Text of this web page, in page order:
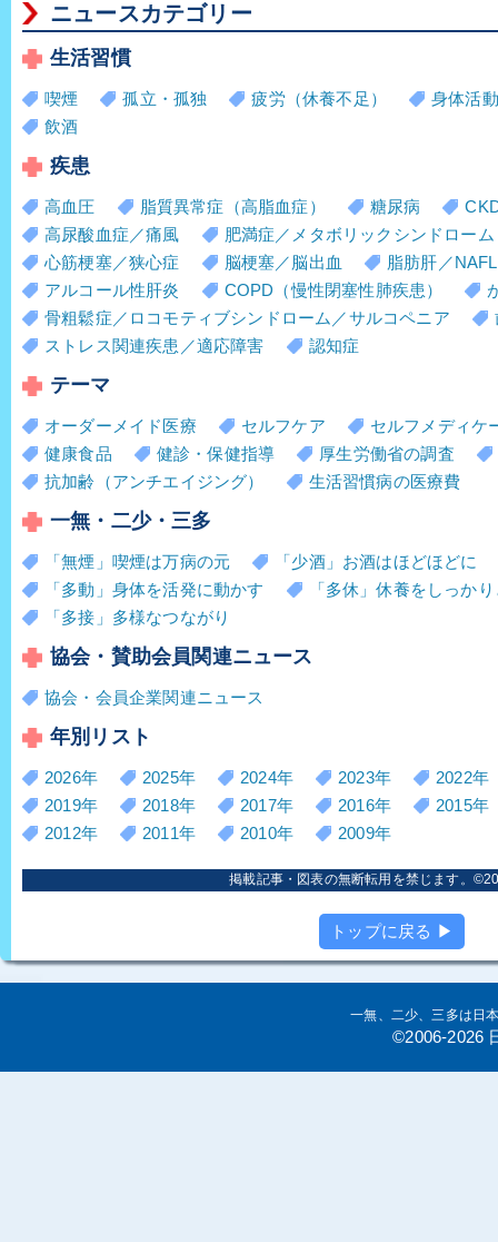
ニュースカテゴリー
生活習慣
喫煙 孤立・孤独 疲労（休養不足）
身体活
飲酒
疾患
高血圧 脂質異常症（高脂血症） 糖尿病
高尿酸血症／痛風
肥満症／メタボリックシンドローム
心筋梗塞／狭心症
脳梗塞／脳出血
脂肪肝／
アルコール性肝炎
COPD（慢性閉塞性肺疾患）
骨粗鬆症／ロコモティブシンドローム／サルコペニア
ストレス関連疾患／適応障害
認知症
テーマ
オーダーメイド医療 セルフケア
セルフメディケ
健康食品
健診・保健指導
厚生労働省の調査
抗加齢（アンチエイジング）
生活習慣病の医療費
一無・二少・三多
「無煙」喫煙は万病の元
「少酒」お酒はほどほどに
「多動」身体を活発に動かす
「多休」休養をしっか
「多接」多様なつながり
協会・賛助会員関連ニュース
協会・会員企業関連ニュース
年別リスト
2026年 2025年 2024年 2023年
2022年
2019年
2018年 2017年 2016年
2015年
2012年
2011年 2010年 2009年
掲載記事・図表の無断転用を禁じます。
トップに戻る ▶
一無、二少、三多は日
©2006-2026